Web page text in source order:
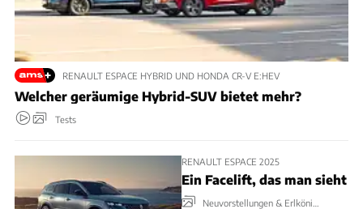
RENAULT ESPACE HYBRID UND HONDA CR-V E:HEV
Welcher geräumige Hybrid-SUV bietet mehr?
Tests
RENAULT ESPACE 2025
Ein Facelift, das man sieht
Neuvorstellungen & Erlkönige